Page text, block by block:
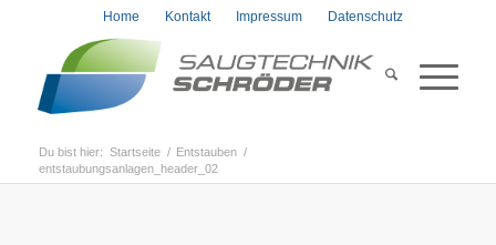
Home Kontakt Impressum Datenschutz
Du bist hier: Startseite / Entstauben /
entstaubungsanlagen_header_02